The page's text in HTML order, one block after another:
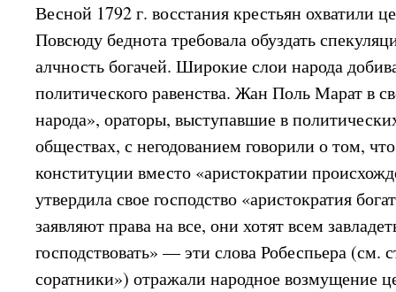
Весной 1792 г. восстания крестьян охватили
Повсюду беднота требовала обуздать
алчность богачей. Широкие слои народа
политического равенства. Жан Поль Марат в
народа», ораторы, выступавшие в
обществах, с негодованием говорили о том,
конституции вместо «аристократии
утвердила свое господство «аристократия
заявляют права на все, они хотят всем
господствовать» — эти слова Робеспьера (см.
соратники») отражали народное возмущение